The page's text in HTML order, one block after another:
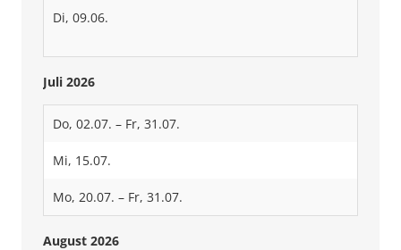
Di, 09.06.
Juli 2026
Do, 02.07. – Fr, 31.07.
Mi, 15.07.
Mo, 20.07. – Fr, 31.07.
August 2026